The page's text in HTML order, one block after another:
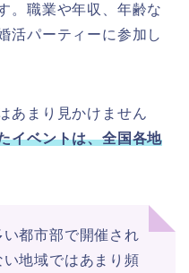
。職業や年収、年齢な
活パーティーに参加し
あまり見かけません
イベントは、全国各地
都市部で開催され
地域ではあまり頻